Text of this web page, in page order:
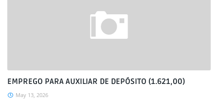
EMPREGO PARA AUXILIAR DE DEPÓSITO (1.621,00)
May 13, 2026